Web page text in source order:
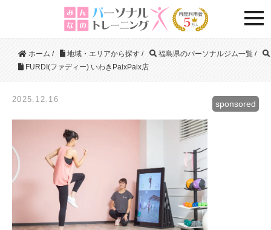
ホーム / 地域・エリアから探す / 福島県のパーソナルジム一覧 /
FURDI(ファディー) いわきPaixPaix店
sponsored
2025.12.16